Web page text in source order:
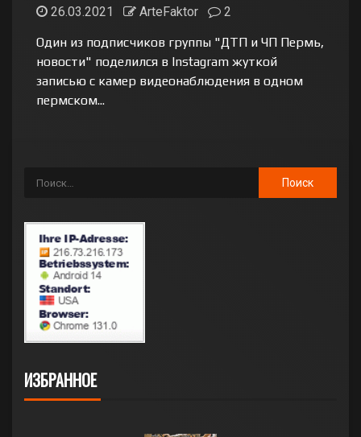
26.03.2021 ArteFaktor
2
Один из подписчиков группы "ДТП и ЧП Пермь,
новости" поделился в Instagram жуткой
записью с камер видеонаблюдения в одном
пермском...
ИЗБРАННОЕ